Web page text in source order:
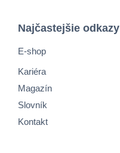
Najčastejšie odkazy
E-shop
Kariéra
Magazín
Slovník
Kontakt